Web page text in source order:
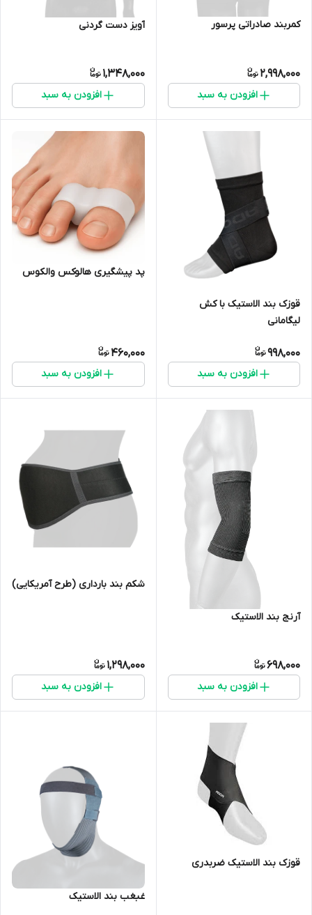
کمربند صادراتی پرسور
2,998,000
افزودن به سبد
آویز دست گردنی
1,348,000
افزودن به سبد
قوزک بند الاستیک با کش
لیگامانی
998,000
افزودن به سبد
پد پیشگیری هالوکس والکوس
460,000
افزودن به سبد
آرنج بند الاستیک
698,000
افزودن به سبد
شکم بند بارداری (طرح آمریکایی)
1,298,000
افزودن به سبد
قوزک بند الاستیک ضربدری
غبغب بند الاستیک